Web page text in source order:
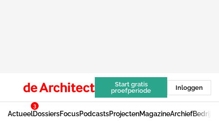
Start gratis
proefperiode
Inloggen
Actueel
3
DossiersFocusPodcastsProjectenMagazineArchief